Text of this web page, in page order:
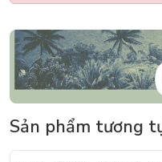
Sản phẩm tương